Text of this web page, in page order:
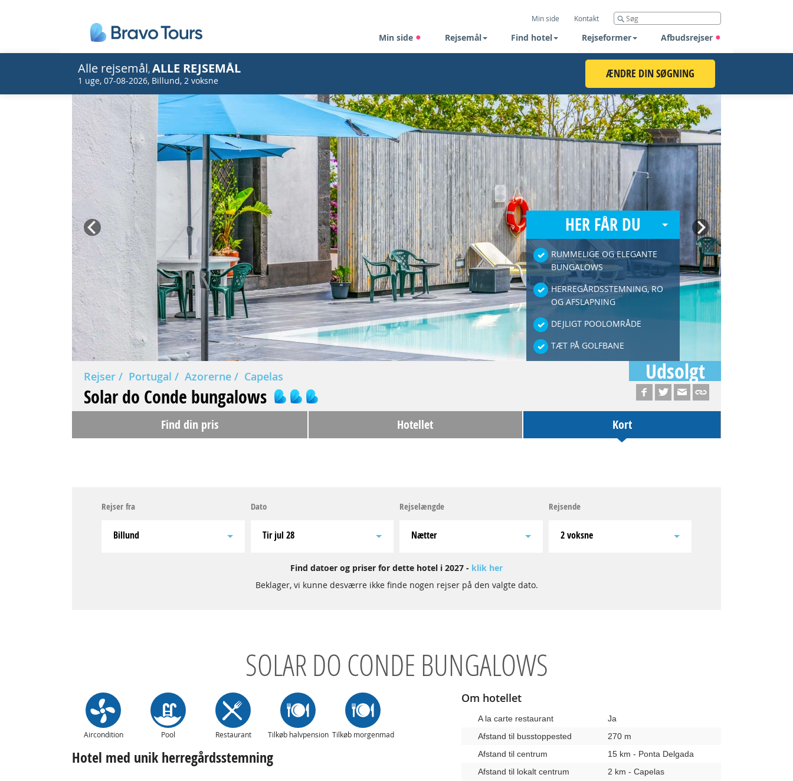
Min side Kontakt
Min side Rejsemål Find hotel Rejseformer Afbudsrejser
Alle rejsemål, ALLE REJSEMÅL
1 uge, 07-08-2026, Billund, 2 voksne ÆNDRE DIN SØGNING
HER FÅR DU
RUMMELIGE OG ELEGANTE
BUNGALOWS
HERREGÅRDSSTEMNING, RO
OG AFSLAPNING
DEJLIGT POOLOMRÅDE
TÆT PÅ GOLFBANE
Prev Next
Rejser Portugal Azorerne Capelas Udsolgt
Solar do Conde bungalows
Find din pris Hotellet Kort
Rejser fra
Billund
Dato
tir jul 28
Rejselængde
Nætter
Rejsende
2 voksne
Find datoer og priser for dette hotel i 2027 - klik her
Beklager, vi kunne desværre ikke finde nogen rejser på den valgte dato.
SOLAR DO CONDE BUNGALOWS
Aircondition Pool Restaurant Tilkøb halvpension Tilkøb morgenmad
Hotel med unik herregårdsstemning
Om hotellet
A la carte restaurant
Ja
Afstand til busstoppested
270 m
Afstand til centrum
15 km - Ponta Delgada
Afstand til lokalt centrum
2 km - Capelas